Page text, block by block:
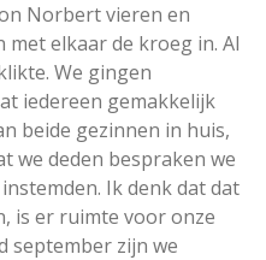
Norbert vieren en
elkaar de kroeg in. Al
We gingen
iedereen gemakkelijk
beide gezinnen in huis,
we deden bespraken we
Ik denk dat dat
is er ruimte voor onze
september zijn we